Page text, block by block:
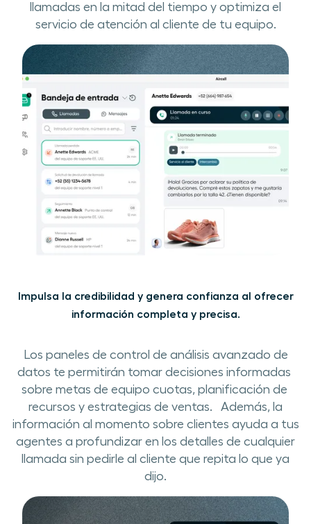
llamadas en la mitad del tiempo y optimiza el
servicio de atención al cliente de tu equipo.
Impulsa la credibilidad y genera confianza al ofrecer
información completa y precisa.
Los paneles de control de​ análisis avanzado de
datos te​ permitirán tomar decisiones ​informadas​​ ​
sobre​ metas de equipo​ cuotas, planificación de ​
recursos y estrategias de ventas. ​​ ​ Además, la
información ​al momento sobre clientes ayuda a tus
agentes a profundizar en los detalles de cualquier
llamada sin pedir​le​ al cliente que repita lo que​ ya​
dijo.